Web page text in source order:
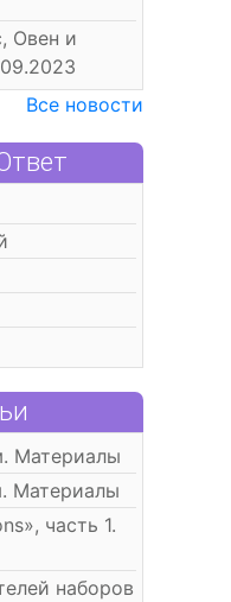
Овен и
Все новости
Материалы
Материалы
часть 1.
наборов